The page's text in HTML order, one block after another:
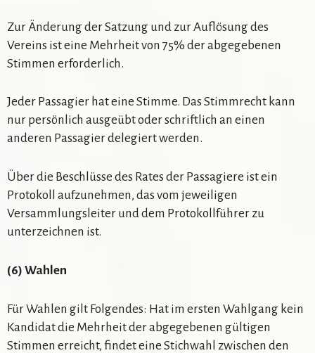
Zur Änderung der Satzung und zur Auflösung des
Vereins ist eine Mehrheit von 75% der abgegebenen
Stimmen erforderlich.
Jeder Passagier hat eine Stimme. Das Stimmrecht kann
nur persönlich ausgeübt oder schriftlich an einen
anderen Passagier delegiert werden.
Über die Beschlüsse des Rates der Passagiere ist ein
Protokoll aufzunehmen, das vom jeweiligen
Versammlungsleiter und dem Protokollführer zu
unterzeichnen ist.
(6) Wahlen
Für Wahlen gilt Folgendes: Hat im ersten Wahlgang kein
Kandidat die Mehrheit der abgegebenen gültigen
Stimmen erreicht, findet eine Stichwahl zwischen den